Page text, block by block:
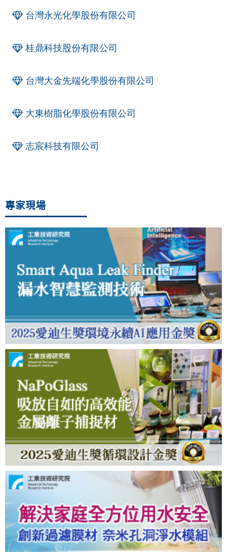
台灣永光化學股份有限公司
桂鼎科技股份有限公司
台灣大金先端化學股份有限公司
大東樹脂化學股份有限公司
志宸科技有限公司
專家現場